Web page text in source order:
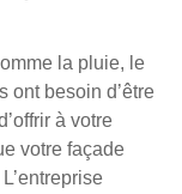
la pluie, le
ont besoin d’être
à votre
votre façade